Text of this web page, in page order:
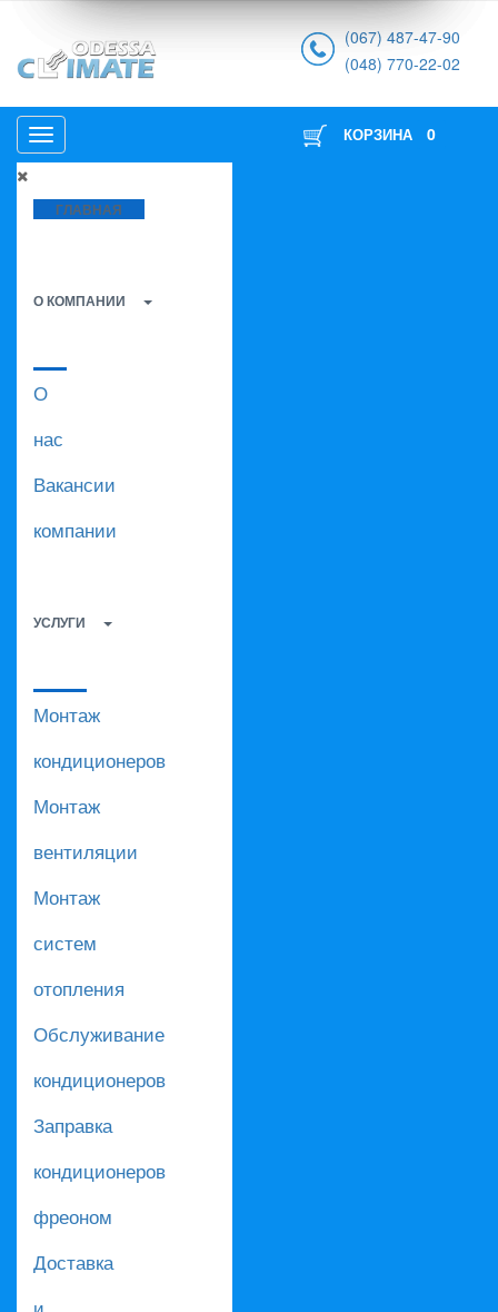
(067) 487-47-90
(048) 770-22-02
ГЛАВНАЯ
О КОМПАНИИ
О
нас
Вакансии
компании
УСЛУГИ
Монтаж
кондиционеров
Монтаж
вентиляции
Монтаж
систем
отопления
Обслуживание
кондиционеров
Заправка
кондиционеров
фреоном
Доставка
КОРЗИНА 0